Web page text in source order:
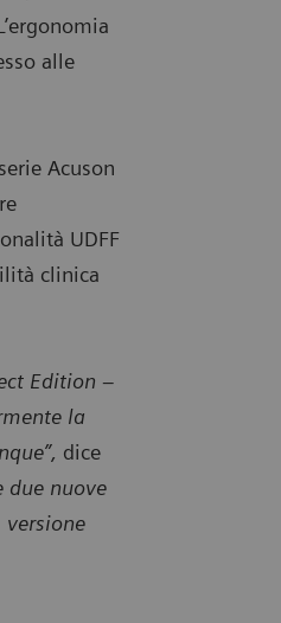
alle
Acuson
UDFF
clinica
Edition –
la
dice
due nuove